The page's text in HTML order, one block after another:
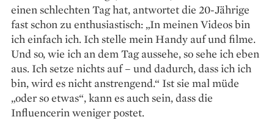
einen schlechten Tag hat, antwortet die 20-Jährige
fast schon zu enthusiastisch: „In meinen Videos bin
ich einfach ich. Ich stelle mein Handy auf und filme.
Und so, wie ich an dem Tag aussehe, so sehe ich eben
aus. Ich setze nichts auf – und dadurch, dass ich ich
bin, wird es nicht anstrengend.“ Ist sie mal müde
„oder so etwas“, kann es auch sein, dass die
Influencerin weniger postet.